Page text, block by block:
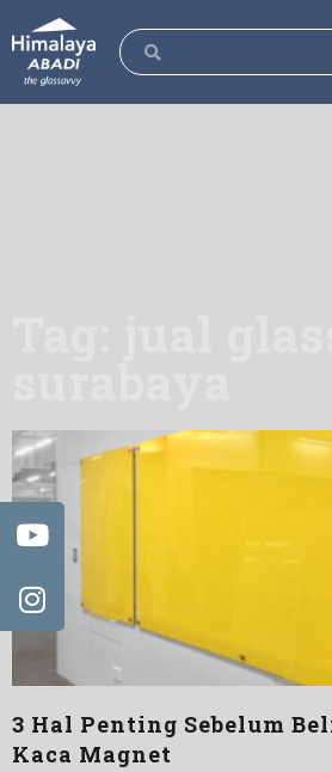
3 Hal Penting Sebelum
Kaca Magnet